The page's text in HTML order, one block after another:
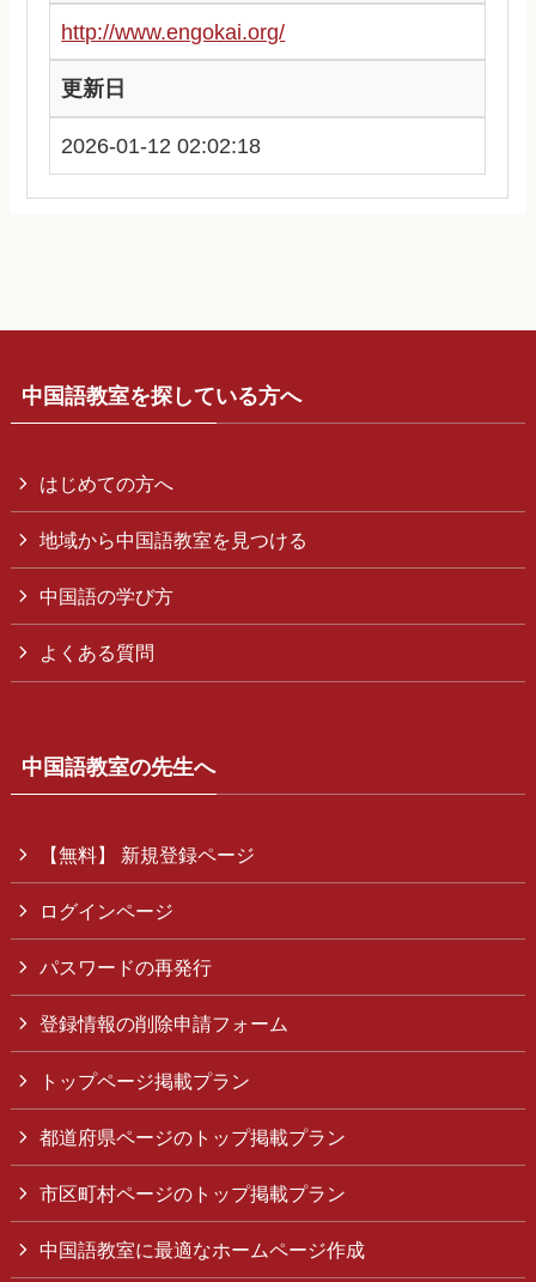
http://www.engokai.org/
更新日
2026-01-12 02:02:18
中国語教室を探している方へ
はじめての方へ
地域から中国語教室を見つける
中国語の学び方
よくある質問
中国語教室の先生へ
【無料】 新規登録ページ
ログインページ
パスワードの再発行
登録情報の削除申請フォーム
トップページ掲載プラン
都道府県ページのトップ掲載プラン
市区町村ページのトップ掲載プラン
中国語教室に最適なホームページ作成